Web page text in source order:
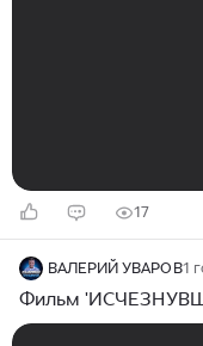
17
ВАЛЕРИЙ УВАРОВ1
Фильм